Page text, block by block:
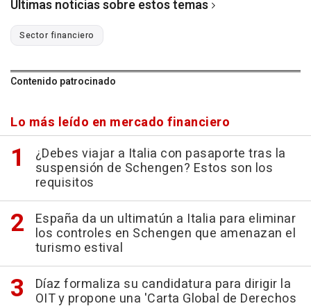
Últimas noticias sobre estos temas
Sector financiero
Contenido patrocinado
Lo más leído en mercado financiero
¿Debes viajar a Italia con pasaporte tras la
suspensión de Schengen? Estos son los
requisitos
España da un ultimatún a Italia para eliminar
los controles en Schengen que amenazan el
turismo estival
Díaz formaliza su candidatura para dirigir la
OIT y propone una 'Carta Global de Derechos